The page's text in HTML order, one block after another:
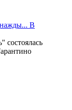
В
состоялась